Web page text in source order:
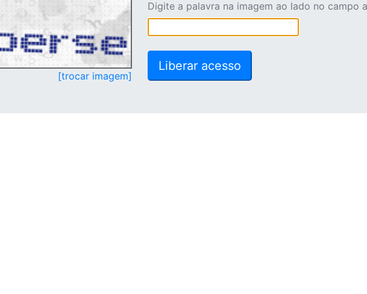
[trocar imagem]
Digite a palavra na imagem ao lado no campo